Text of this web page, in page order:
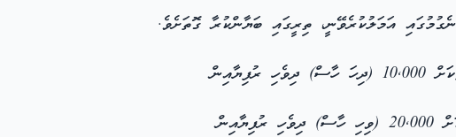
އަމަލުކުރެވޭނީ، ތިރީގައި ބަޔާންކުރާ ގޮތަށެވެ.
ރުފިޔާއިން